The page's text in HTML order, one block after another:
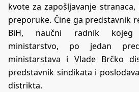
kvote za zapošljavanje
preporuke. Čine ga predstavnik
BiH, naučni radnik kojeg
ministarstvo, po jedan
ministarstava i Vlade Brčko
predstavnik sindikata i
distrikta.